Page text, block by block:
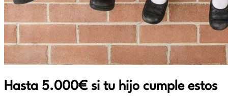
Hasta 5.000€ si tu hijo cumple estos